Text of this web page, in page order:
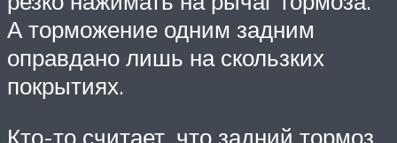
А торможение одним задним
оправдано лишь на скользких
покрытиях.
Кто-то считает, что задний тормоз